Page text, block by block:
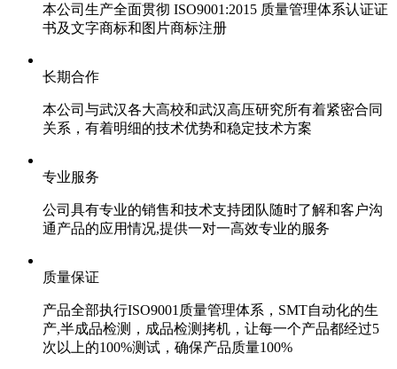
本公司生产全面贯彻 ISO9001:2015 质量管理体系认证证
书及文字商标和图片商标注册
长期合作
本公司与武汉各大高校和武汉高压研究所有着紧密合同
关系，有着明细的技术优势和稳定技术方案
专业服务
公司具有专业的销售和技术支持团队随时了解和客户沟
通产品的应用情况,提供一对一高效专业的服务
质量保证
产品全部执行ISO9001质量管理体系，SMT自动化的生
产,半成品检测，成品检测拷机，让每一个产品都经过5
次以上的100%测试，确保产品质量100%